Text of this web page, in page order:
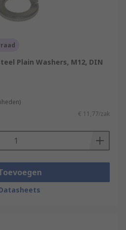
Plain Washers, M12, DIN
€ 11,77/zak